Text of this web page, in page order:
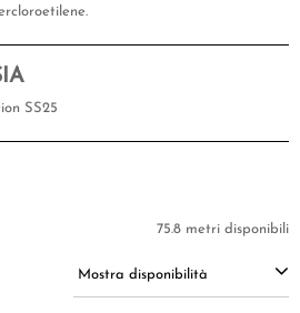
SS25
75.8 metri disponibili
Mostra disponibilità